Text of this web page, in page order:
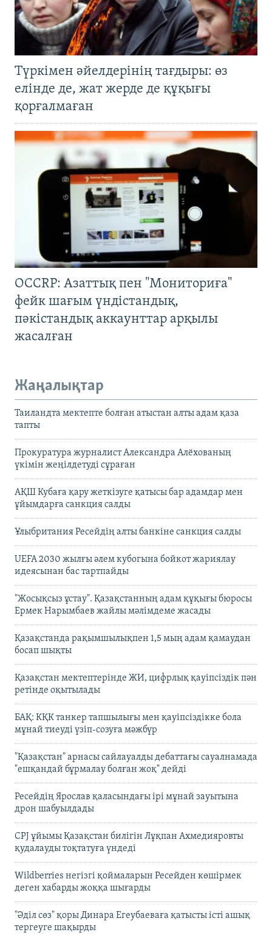
Түркімен әйелдерінің тағдыры: өз
елінде де, жат жерде де құқығы
қорғалмаған
OCCRP: Азаттық пен "Мониториға"
фейк шағым үндістандық,
пәкістандық аккаунттар арқылы
жасалған
Жаңалықтар
Таиландта мектепте болған атыстан алты адам қаза
тапты
Прокуратура журналист Александра Алёхованың
үкімін жеңілдетуді сұраған
АҚШ Кубаға қару жеткізуге қатысы бар адамдар мен
ұйымдарға санкция салды
Ұлыбритания Ресейдің алты банкіне санкция салды
UEFA 2030 жылғы әлем кубогына бойкот жариялау
идеясынан бас тартпайды
"Жосықсыз ұстау". Қазақстанның адам құқығы бюросы
Ермек Нарымбаев жайлы мәлімдеме жасады
Қазақстанда рақымшылықпен 1,5 мың адам қамаудан
босап шықты
Қазақстан мектептерінде ЖИ, цифрлық қауіпсіздік пән
ретінде оқытылады
БАҚ: КҚК танкер тапшылығы мен қауіпсіздікке бола
мұнай тиеуді үзіп-созуға мәжбүр
"Қазақстан" арнасы сайлауалды дебаттағы сауалнамада
"ешқандай бұрмалау болған жоқ" дейді
Ресейдің Ярослав қаласындағы ірі мұнай зауытына
дрон шабуылдады
CPJ ұйымы Қазақстан билігін Лұқпан Ахмедияровты
қудалауды тоқтатуға үндеді
Wildberries негізгі қоймаларын Ресейден көшірмек
деген хабарды жоққа шығарды
"Әділ сөз" қоры Динара Егеубаеваға қатысты істі ашық
тергеуге шақырды